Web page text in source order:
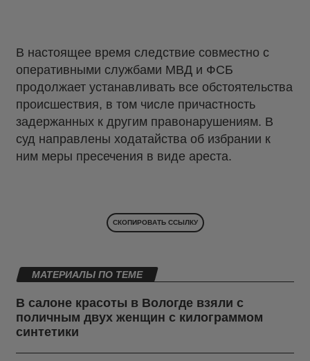
В настоящее время следствие совместно с
оперативными службами МВД и ФСБ
продолжает устанавливать все обстоятельства
происшествия, в том числе причастность
задержанных к другим правонарушениям. В
суд направлены ходатайства об избрании к
ним меры пресечения в виде ареста.
СКОПИРОВАТЬ ССЫЛКУ
МАТЕРИАЛЫ ПО ТЕМЕ
В салоне красоты в Вологде взяли с
поличным двух женщин с килограммом
синтетики